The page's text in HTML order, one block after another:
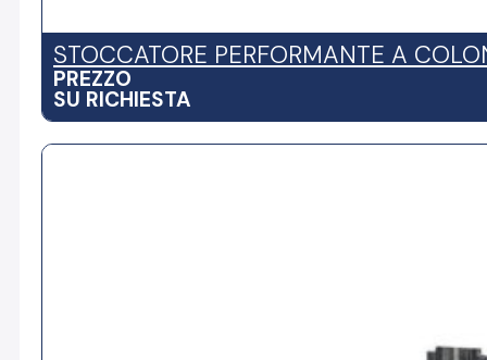
STOCCATORE PERFORMANTE A
PREZZO
SU RICHIESTA